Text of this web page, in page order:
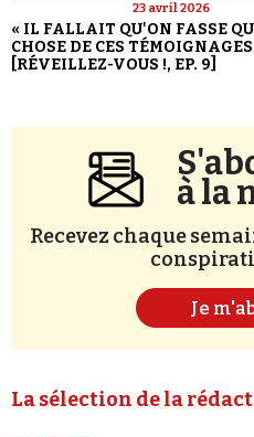
23 avril 2026
« IL FALLAIT QU'ON FASSE
CHOSE DE CES
[RÉVEILLEZ-VOUS !, EP. 9]
à la
Recevez chaque
Je
La sélection de la